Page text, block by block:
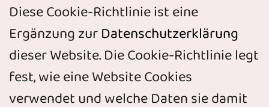
Diese Cookie-Richtlinie ist eine
Ergänzung zurDatenschutzerklärung
dieser Website. Die Cookie-Richtlinie legt
fest, wie eine Website Cookies
verwendet und welche Daten sie damit